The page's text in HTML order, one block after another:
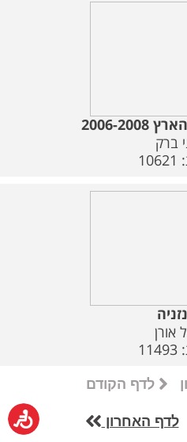
2008
ברק
אורן
לדף הקודם
לדף האחרון